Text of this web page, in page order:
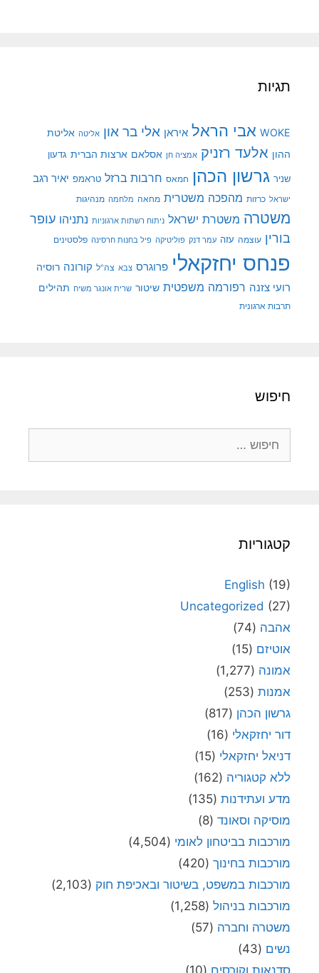
תגיות
WOKE אבי הראל איראן אלי בר און אליטה אליטת
ההון אלעד רזניק אמציה חן אסלאם ארצות הברית גדעון
שניר גרשון הכהן חמאס חרבות ברזל טראמפ יאיר רגב
ישראל כרזות מהפכה משטרית מחאה מלחמה מנהיגות
משטרה משטרת ישראל ניתוח רשתות ארגוניות נתניהו עופר
בורין עוצמה עזה עמר דנק פוליטיקה פיל בחנות חרסינה פלסטינים
פנחס יחזקאלי פרוגרס צבא צה"ל קורונה רוסיה
רועי צזנה רפורמה משפטית שיטור שרית אונגר משיח תהילים
תרבות ארגונית
חיפוש
קטגוריות
English (19)
Uncategorized (27)
אהבה (74)
אוטיזם (15)
אמונה (1,277)
אמנות (253)
גרשון הכהן (817)
דור יחזקאלי (16)
דניאל יחזקאלי (15)
ללא קטגוריה (162)
מדע ועתידנות (135)
מוסיקה וסאונד (8)
מורכבות בביטחון לאומי (4,504)
מורכבות בחינוך (420)
מורכבות במשפט, בשיטור ובאכיפת חוק (2,103)
מורכבות בניהול (1,258)
משטרה וחברה (57)
נשים (43)